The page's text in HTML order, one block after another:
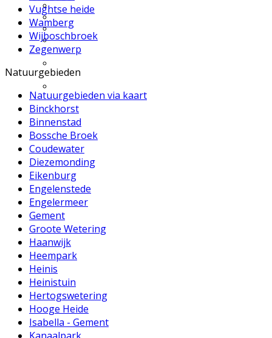
Excursie aanvragen
Lid worden en meedoen?
Meldpunt Natuur
Route naar 't Wikveld
Empel
Zuid
Vughtse heide
Wamberg
Wijboschbroek
Zegenwerp
Natuurgebieden
Natuurgebieden via kaart
Binckhorst
Binnenstad
Bossche Broek
Coudewater
Diezemonding
Eikenburg
Engelenstede
Engelermeer
Gement
Groote Wetering
Haanwijk
Heempark
Heinis
Heinistuin
Hertogswetering
Hooge Heide
Isabella - Gement